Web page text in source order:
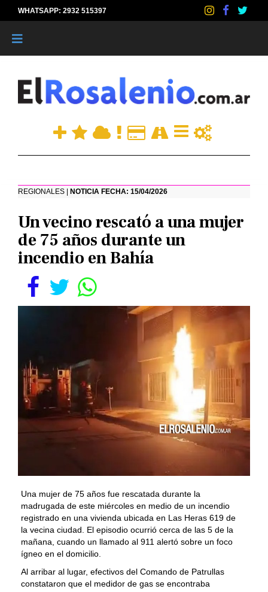
WHATSAPP: 2932 515397
REGIONALES | NOTICIA FECHA: 15/04/2026
Un vecino rescató a una mujer
de 75 años durante un
incendio en Bahía
Una mujer de 75 años fue rescatada durante la
madrugada de este miércoles en medio de un incendio
registrado en una vivienda ubicada en Las Heras 619 de
la vecina ciudad. El episodio ocurrió cerca de las 5 de la
mañana, cuando un llamado al 911 alertó sobre un foco
ígneo en el domicilio.
Al arribar al lugar, efectivos del Comando de Patrullas
constataron que el medidor de gas se encontraba